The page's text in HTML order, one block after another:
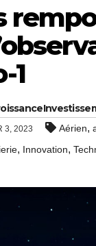
1
3, 2023 Aérien,
, Innovation,